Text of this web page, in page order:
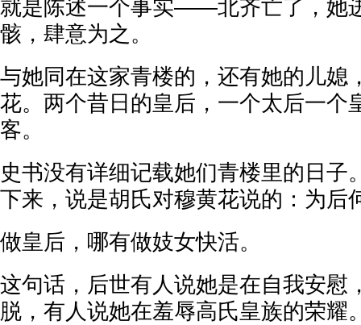
就是陈述一个事实——北齐亡了，她
骸，肆意为之。
与她同在这家青楼的，还有她的儿媳
花。两个昔日的皇后，一个太后一个
客。
史书没有详细记载她们青楼里的日子
下来，说是胡氏对穆黄花说的：为后
做皇后，哪有做妓女快活。
这句话，后世有人说她是在自我安慰
脱，有人说她在羞辱高氏皇族的荣耀